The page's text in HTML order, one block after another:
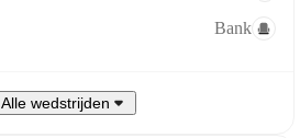
Bank
Alle wedstrijden